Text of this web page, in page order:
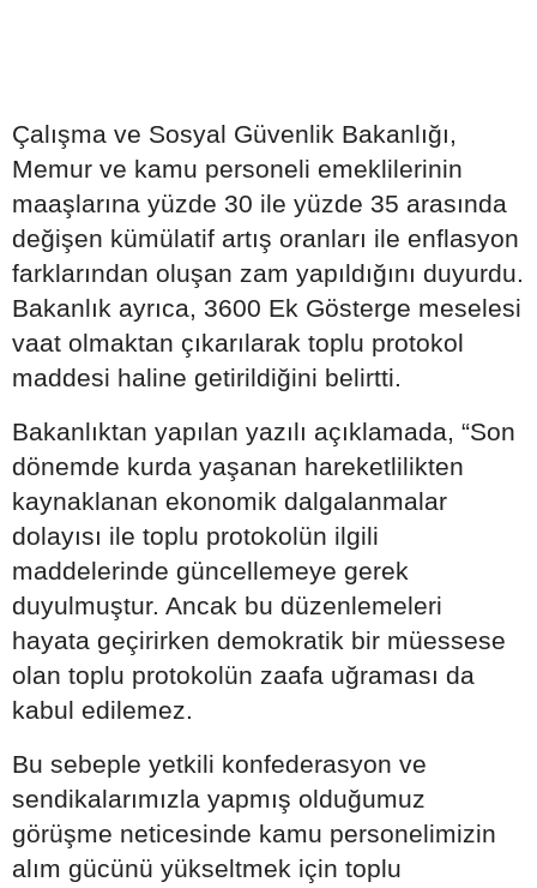
Çalışma ve Sosyal Güvenlik Bakanlığı,
Memur ve kamu personeli emeklilerinin
maaşlarına yüzde 30 ile yüzde 35 arasında
değişen kümülatif artış oranları ile enflasyon
farklarından oluşan zam yapıldığını duyurdu.
Bakanlık ayrıca, 3600 Ek Gösterge meselesi
vaat olmaktan çıkarılarak toplu protokol
maddesi haline getirildiğini belirtti.
Bakanlıktan yapılan yazılı açıklamada, “Son
dönemde kurda yaşanan hareketlilikten
kaynaklanan ekonomik dalgalanmalar
dolayısı ile toplu protokolün ilgili
maddelerinde güncellemeye gerek
duyulmuştur. Ancak bu düzenlemeleri
hayata geçirirken demokratik bir müessese
olan toplu protokolün zaafa uğraması da
kabul edilemez.
Bu sebeple yetkili konfederasyon ve
sendikalarımızla yapmış olduğumuz
görüşme neticesinde kamu personelimizin
alım gücünü yükseltmek için toplu